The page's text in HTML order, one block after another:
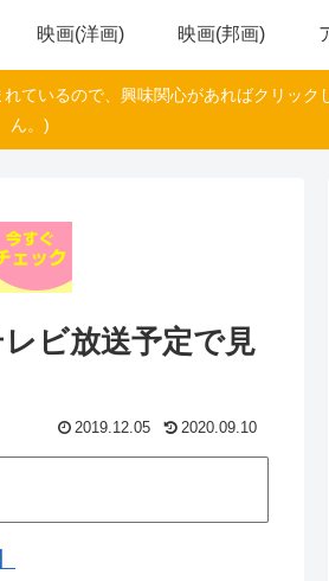
映画(洋画) 映画(邦画)
ているので、興味関心があればクリッ
ん。)
ビ放送予定で見
2019.12.05 2020.09.10